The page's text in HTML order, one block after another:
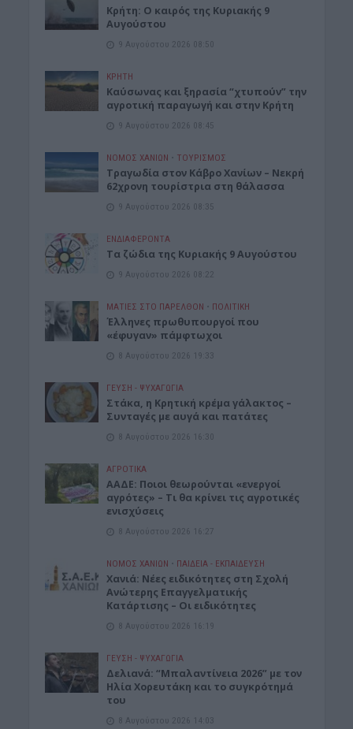
Κρήτη: Ο καιρός της Κυριακής 9
Αυγούστου
9 Αυγούστου 2026 08:50
ΚΡΗΤΗ
Καύσωνας και ξηρασία “χτυπούν” την
αγροτική παραγωγή και στην Κρήτη
9 Αυγούστου 2026 08:45
ΝΟΜΌΣ ΧΑΝΊΩΝ • ΤΟΥΡΙΣΜΟΣ
Τραγωδία στον Κάβρο Χανίων – Νεκρή
62χρονη τουρίστρια στη θάλασσα
9 Αυγούστου 2026 08:35
ΕΝΔΙΑΦΕΡΟΝΤΑ
Τα ζώδια της Κυριακής 9 Αυγούστου
9 Αυγούστου 2026 08:22
ΜΑΤΙΕΣ ΣΤΟ ΠΑΡΕΛΘΟΝ • ΠΟΛΙΤΙΚΗ
Έλληνες πρωθυπουργοί που
«έφυγαν» πάμφτωχοι
8 Αυγούστου 2026 19:33
ΓΕΎΣΗ - ΨΥΧΑΓΩΓΊΑ
Στάκα, η Κρητική κρέμα γάλακτος –
Συνταγές με αυγά και πατάτες
8 Αυγούστου 2026 16:30
ΑΓΡΟΤΙΚΑ
ΑΑΔΕ: Ποιοι θεωρούνται «ενεργοί
αγρότες» – Τι θα κρίνει τις αγροτικές
ενισχύσεις
8 Αυγούστου 2026 16:27
ΝΟΜΌΣ ΧΑΝΊΩΝ • ΠΑΙΔΕΙΑ - ΕΚΠΑΙΔΕΥΣΗ
Χανιά: Νέες ειδικότητες στη Σχολή
Ανώτερης Επαγγελματικής
Κατάρτισης – Οι ειδικότητες
8 Αυγούστου 2026 16:19
ΓΕΎΣΗ - ΨΥΧΑΓΩΓΊΑ
Δελιανά: “Μπαλαντίνεια 2026” με τον
Ηλία Χορευτάκη και το συγκρότημά
του
8 Αυγούστου 2026 14:03